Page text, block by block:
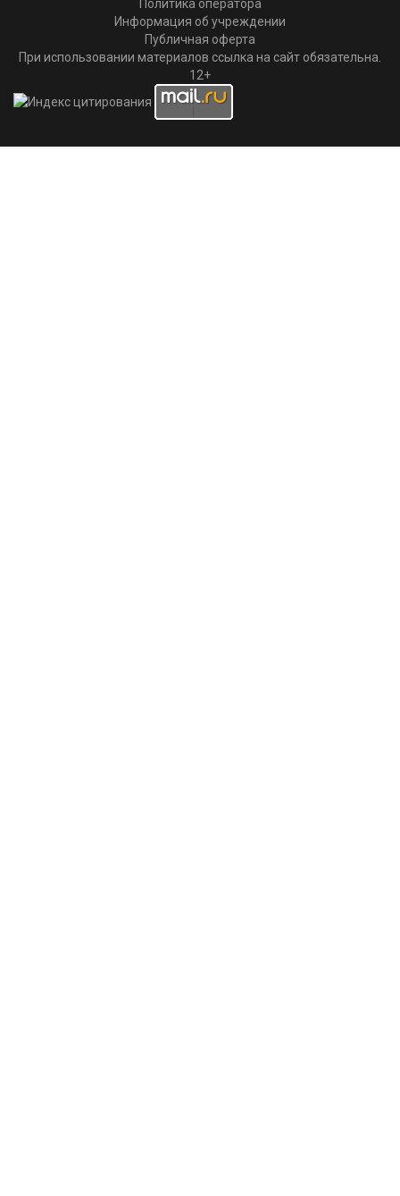
Политика оператора
Информация об учреждении
Публичная оферта
При использовании материалов ссылка на сайт обязательна.
12+